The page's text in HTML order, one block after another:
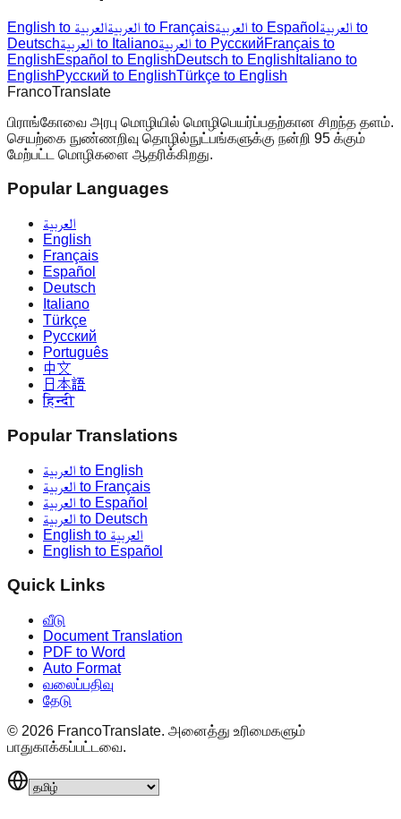
English to العربية العربية to Français العربية to Español العربية to
Deutsch
العربية to Italiano العربية to РусскийFrançais to
EnglishEspañol to EnglishDeutsch to English Italiano to
EnglishРусский to EnglishTürkçe to English
FrancoTranslate
பிராங்கோவை அரபு மொழியில் மொழிபெயர்ப்பதற்கான சிறந்த தளம்.
செயற்கை நுண்ணறிவு தொழில்நுட்பங்களுக்கு நன்றி 95 க்கும்
மேற்பட்ட மொழிகளை ஆதரிக்கிறது.
Popular Languages
العربية
English
Français
Español
Deutsch
Italiano
Türkçe
Русский
Português
中文
日本語
हिन्दी
Popular Translations
العربية to English
العربية to Français
العربية to Español
العربية to Deutsch
English to العربية
English to Español
Quick Links
வீடு
Document Translation
PDF to Word
Auto Format
வலைப்பதிவு
தேடு
© 2026 FrancoTranslate. அனைத்து உரிமைகளும்
பாதுகாக்கப்பட்டவை.